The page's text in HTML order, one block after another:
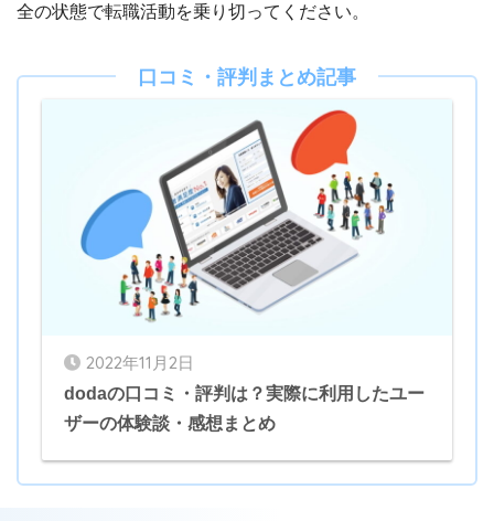
全の状態で転職活動を乗り切ってください。
口コミ・評判まとめ記事
2022年11月2日
dodaの口コミ・評判は？実際に利用したユー
ザーの体験談・感想まとめ